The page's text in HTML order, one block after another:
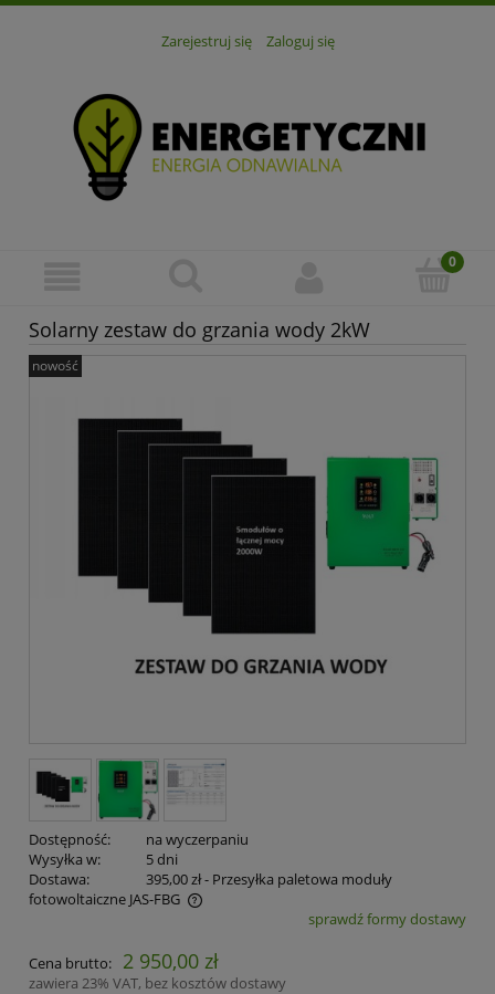
Zarejestruj się Zaloguj się
Solarny zestaw do grzania wody 2kW
nowość
Dostępność:
na wyczerpaniu
Wysyłka w:
5 dni
Dostawa:
395,00 zł- Przesyłka paletowa moduły
fotowoltaiczne JAS-FBG
Cena nie zawiera ewentualnych kosztów płatnościsprawdź formy dostawy
Cena brutto: 2 950,00 zł
zawiera 23% VAT, bez kosztów dostawy